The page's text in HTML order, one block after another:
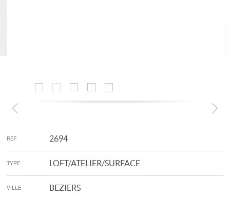
REF 2694
TYPE LOFT/ATELIER/SURFACE
VILLE BEZIERS